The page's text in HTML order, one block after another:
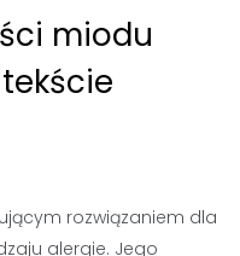
miodu
rozwiązaniem dla
alergie. Jego